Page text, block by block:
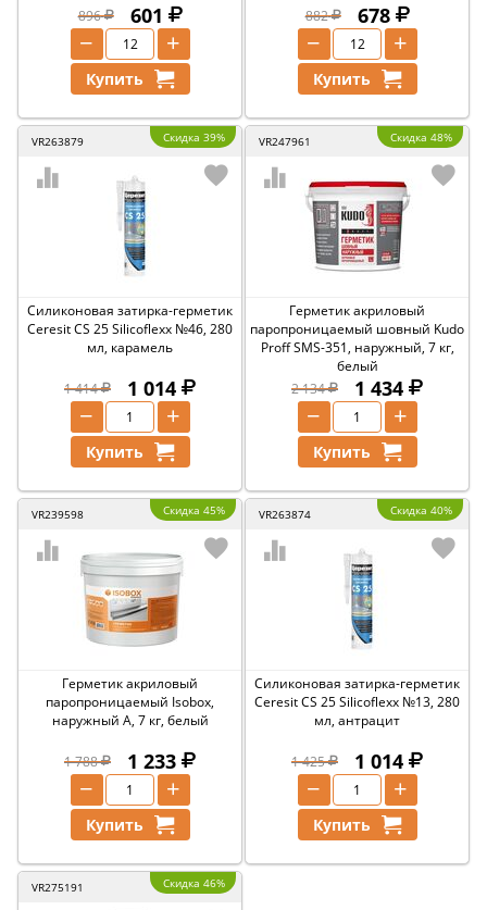
896 601
+
−
Купить
882 678
+
−
Купить
VR263879 Скидка 39%
Силиконовая затирка-герметик
Ceresit CS 25 Silicoflexx №46, 280
мл, карамель
1 414 1 014
+
−
Купить
VR247961 Скидка 48%
Герметик акриловый
паропроницаемый шовный Kudo
Proff SMS-351, наружный, 7 кг,
белый
2 134
1 434
+
−
Купить
VR239598 Скидка 45%
Герметик акриловый
паропроницаемый Isobox,
наружный A, 7 кг, белый
1 788 1 233
+
−
Купить
VR263874 Скидка 40%
Силиконовая затирка-герметик
Ceresit CS 25 Silicoflexx №13, 280
мл, антрацит
1 425 1 014
+
−
Купить
VR275191 Скидка 46%